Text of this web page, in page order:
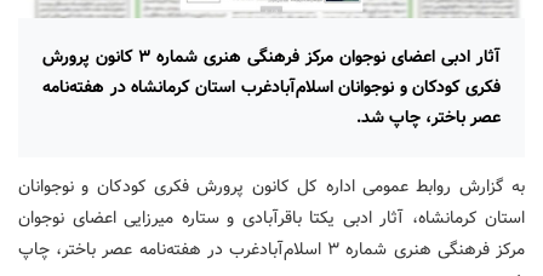
آثار ادبی اعضای نوجوان مرکز فرهنگی هنری شماره ۳ کانون پرورش
فکری کودکان و نوجوانان اسلام‌آبادغرب استان کرمانشاه در هفته‌نامه
عصر باختر، چاپ شد.
به گزارش روابط عمومی اداره کل کانون پرورش فکری کودکان و نوجوانان
استان کرمانشاه، آثار ادبی یکتا باقرآبادی و ستاره میرزایی اعضای نوجوان
مرکز فرهنگی هنری شماره ۳ اسلام‌آبادغرب در هفته‌نامه عصر باختر، چاپ